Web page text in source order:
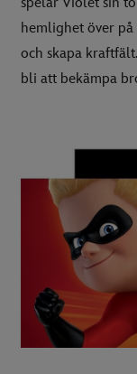
hemlighet över
och skapa
bli att bekämpa